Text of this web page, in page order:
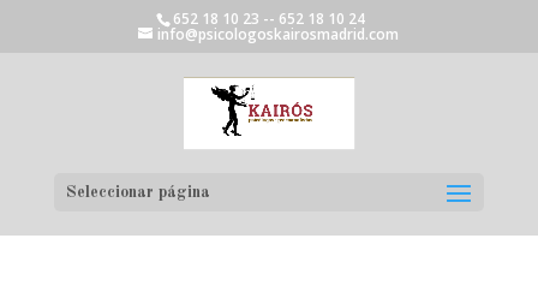
652 18 10 23 -- 652 18 10 24
info@psicologoskairosmadrid.com
Seleccionar página